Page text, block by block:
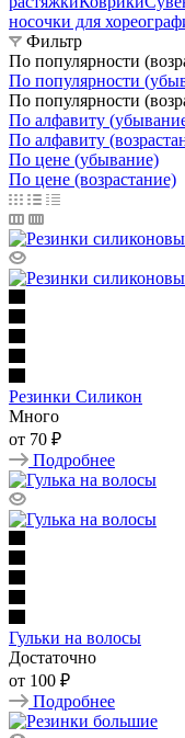
носочки для
Фильтр
По популярности
По популярности
По популярности
По алфавиту
По алфавиту
По цене (убывание)
По цене (возрастание)
Резинки Силикон
Много
от 70 ₽
Подробнее
Гульки на волосы
Достаточно
от 100 ₽
Подробнее